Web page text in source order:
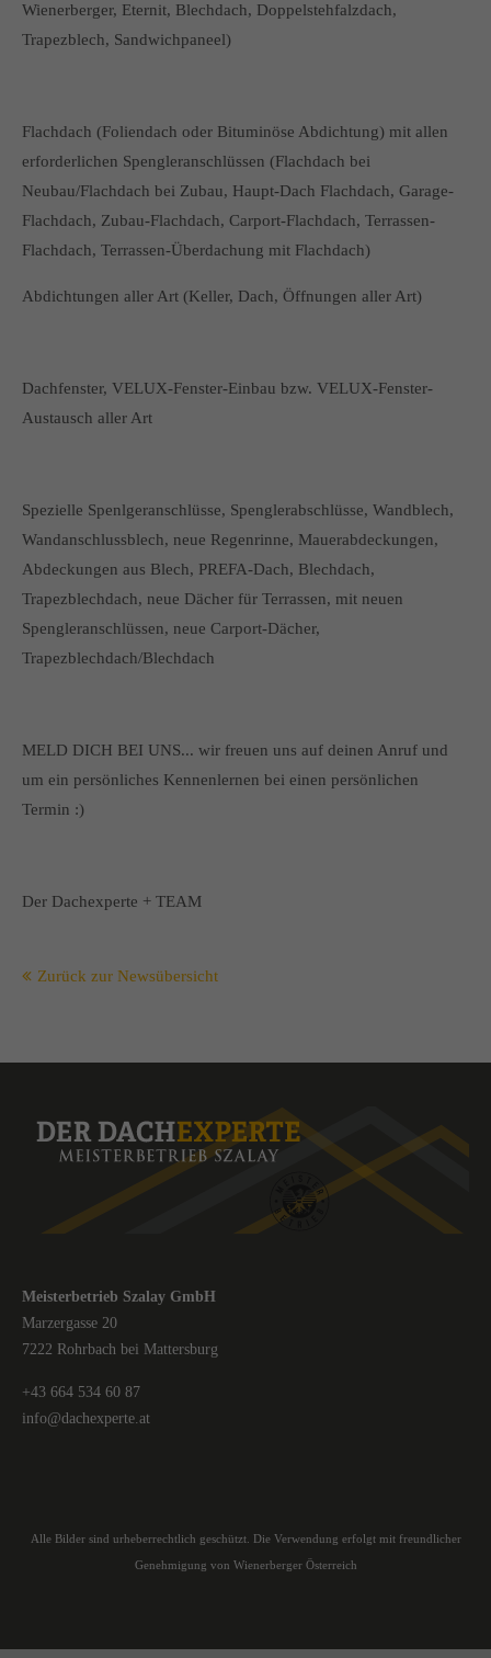
Wienerberger, Eternit, Blechdach, Doppelstehfalzdach,
Trapezblech, Sandwichpaneel)
Flachdach (Foliendach oder Bituminöse Abdichtung) mit allen
erforderlichen Spengleranschlüssen (Flachdach bei
Neubau/Flachdach bei Zubau, Haupt-Dach Flachdach, Garage-
Flachdach, Zubau-Flachdach, Carport-Flachdach, Terrassen-
Flachdach, Terrassen-Überdachung mit Flachdach)
Abdichtungen aller Art (Keller, Dach, Öffnungen aller Art)
Dachfenster, VELUX-Fenster-Einbau bzw. VELUX-Fenster-
Austausch aller Art
Spezielle Spenlgeranschlüsse, Spenglerabschlüsse, Wandblech,
Wandanschlussblech, neue Regenrinne, Mauerabdeckungen,
Abdeckungen aus Blech, PREFA-Dach, Blechdach,
Trapezblechdach, neue Dächer für Terrassen, mit neuen
Spengleranschlüssen, neue Carport-Dächer,
Trapezblechdach/Blechdach
MELD DICH BEI UNS... wir freuen uns auf deinen Anruf und
um ein persönliches Kennenlernen bei einen persönlichen
Termin :)
Der Dachexperte + TEAM
Zurück zur Newsübersicht
Meisterbetrieb Szalay GmbH
Marzergasse 20
7222 Rohrbach bei Mattersburg
+43 664 534 60 87
info@dachexperte.at
Alle Bilder sind urheberrechtlich geschützt. Die Verwendung erfolgt mit freundlicher
Genehmigung von Wienerberger Österreich